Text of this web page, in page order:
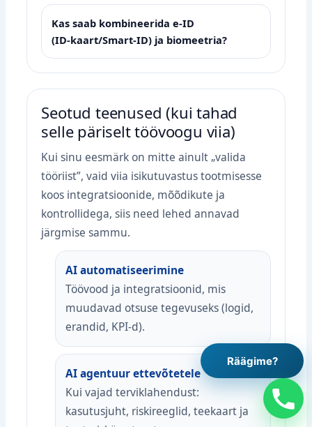
Kas saab kombineerida e‑ID
(ID‑kaart/Smart‑ID) ja biomeetria?
Seotud teenused (kui tahad
selle päriselt töövoogu viia)
Kui sinu eesmärk on mitte ainult „valida
tööriist”, vaid viia isikutuvastus tootmisesse
koos integratsioonide, mõõdikute ja
kontrollidega, siis need lehed annavad
järgmise sammu.
AI automatiseerimine
Töövood ja integratsioonid, mis
muudavad otsuse tegevuseks (logid,
erandid, KPI‑d).
AI agentuur ettevõtetele
Kui vajad terviklahendust:
kasutusjuht, riskireeglid, teekaart ja
Räägime?